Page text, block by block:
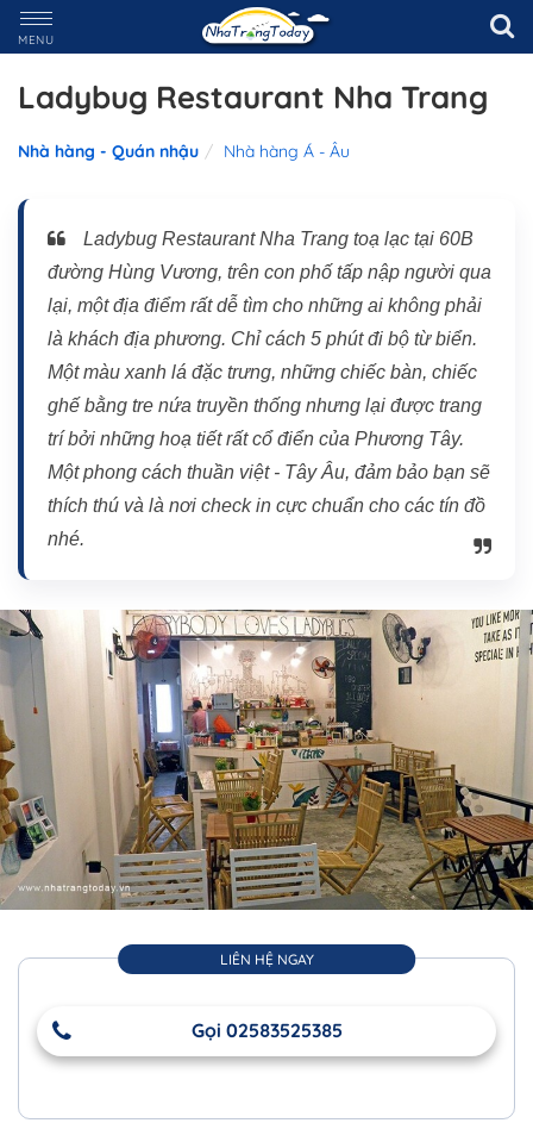
MENU
Ladybug Restaurant Nha Trang
Nhà hàng - Quán nhậu Nhà hàng Á - Âu
Ladybug Restaurant Nha Trang toạ lạc tại 60B
đường Hùng Vương, trên con phố tấp nập người qua
lại, một địa điểm rất dễ tìm cho những ai không phải
là khách địa phương. Chỉ cách 5 phút đi bộ từ biển.
Một màu xanh lá đặc trưng, những chiếc bàn, chiếc
ghế bằng tre nứa truyền thống nhưng lại được trang
trí bởi những hoạ tiết rất cổ điển của Phương Tây.
Một phong cách thuần việt - Tây Âu, đảm bảo bạn sẽ
thích thú và là nơi check in cực chuẩn cho các tín đồ
nhé.
LIÊN HỆ NGAY
Gọi 02583525385